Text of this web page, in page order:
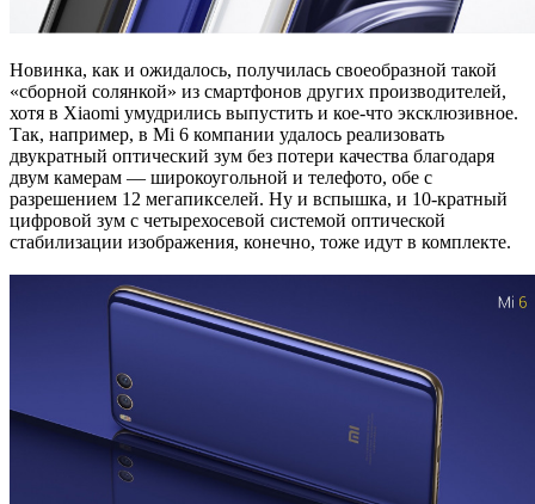
Новинка, как и ожидалось, получилась своеобразной такой
«сборной солянкой» из смартфонов других производителей,
хотя в Xiaomi умудрились выпустить и кое-что эксклюзивное.
Так, например, в Mi 6 компании удалось реализовать
двукратный оптический зум без потери качества благодаря
двум камерам — широкоугольной и телефото, обе с
разрешением 12 мегапикселей. Ну и вспышка, и 10-кратный
цифровой зум с четырехосевой системой оптической
стабилизации изображения, конечно, тоже идут в комплекте.